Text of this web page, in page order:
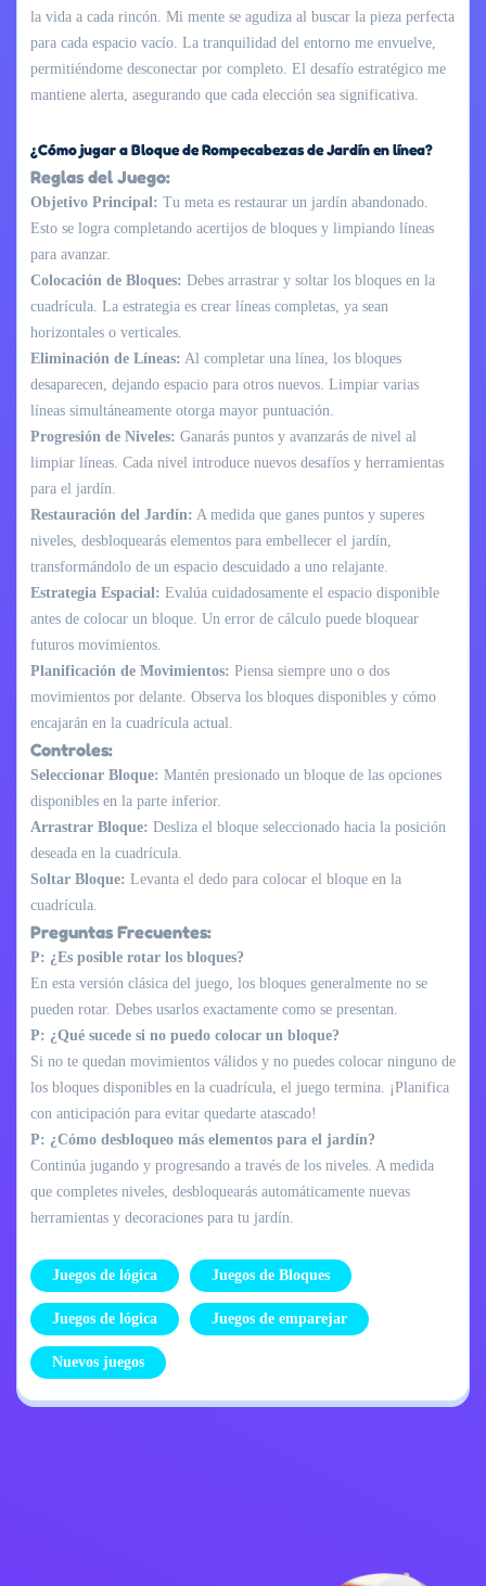
la vida a cada rincón. Mi mente se agudiza al buscar la pieza perfecta
para cada espacio vacío. La tranquilidad del entorno me envuelve,
permitiéndome desconectar por completo. El desafío estratégico me
mantiene alerta, asegurando que cada elección sea significativa.
¿Cómo jugar a Bloque de Rompecabezas de Jardín en línea?
Reglas del Juego:
Objetivo Principal: Tu meta es restaurar un jardín abandonado.
Esto se logra completando acertijos de bloques y limpiando líneas
para avanzar.
Colocación de Bloques: Debes arrastrar y soltar los bloques en la
cuadrícula. La estrategia es crear líneas completas, ya sean
horizontales o verticales.
Eliminación de Líneas: Al completar una línea, los bloques
desaparecen, dejando espacio para otros nuevos. Limpiar varias
líneas simultáneamente otorga mayor puntuación.
Progresión de Niveles: Ganarás puntos y avanzarás de nivel al
limpiar líneas. Cada nivel introduce nuevos desafíos y herramientas
para el jardín.
Restauración del Jardín: A medida que ganes puntos y superes
niveles, desbloquearás elementos para embellecer el jardín,
transformándolo de un espacio descuidado a uno relajante.
Estrategia Espacial: Evalúa cuidadosamente el espacio disponible
antes de colocar un bloque. Un error de cálculo puede bloquear
futuros movimientos.
Planificación de Movimientos: Piensa siempre uno o dos
movimientos por delante. Observa los bloques disponibles y cómo
encajarán en la cuadrícula actual.
Controles:
Seleccionar Bloque: Mantén presionado un bloque de las opciones
disponibles en la parte inferior.
Arrastrar Bloque: Desliza el bloque seleccionado hacia la posición
deseada en la cuadrícula.
Soltar Bloque: Levanta el dedo para colocar el bloque en la
cuadrícula.
Preguntas Frecuentes:
P: ¿Es posible rotar los bloques?
En esta versión clásica del juego, los bloques generalmente no se
pueden rotar. Debes usarlos exactamente como se presentan.
P: ¿Qué sucede si no puedo colocar un bloque?
Si no te quedan movimientos válidos y no puedes colocar ninguno de
los bloques disponibles en la cuadrícula, el juego termina. ¡Planifica
con anticipación para evitar quedarte atascado!
P: ¿Cómo desbloqueo más elementos para el jardín?
Continúa jugando y progresando a través de los niveles. A medida
que completes niveles, desbloquearás automáticamente nuevas
herramientas y decoraciones para tu jardín.
Juegos de lógica Juegos de Bloques
Juegos de lógica Juegos de emparejar
Nuevos juegos